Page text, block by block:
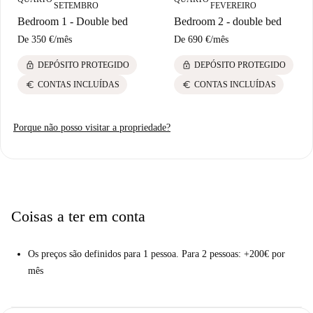
SETEMBRO
Bedroom 1 - Double bed
De 350 €/mês
lock DEPÓSITO PROTEGIDO
euro CONTAS INCLUÍDAS
FEVEREIRO
Bedroom 2 - double bed
De 690 €/mês
lock DEPÓSITO PROTEGIDO
euro CONTAS INCLUÍDAS
Porque não posso visitar a propriedade?
Coisas a ter em conta
Os preços são definidos para 1 pessoa. Para 2 pessoas: +200€ por
mês